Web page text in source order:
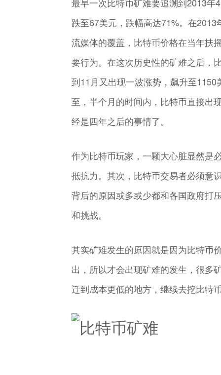
跌至67美元，跌幅高达71%。在
流媒体的覆盖，比特币价格在当年扶
要行为。在这次历史性的矿难之后，
到11月又出现一波涨势，飙升至
至，半个月的时间内，比特币直接出
经是四年之后的事情了。
作为比特币玩家，一颗大心脏显然是
抵抗力。其次，比特币交易者必须意
背后的原因或多或少都和各国政府打
和挑战。
其实矿难发生的原因就是因为比特币
出，所以才会出现矿难的发生，很多
迁到成本更低的地方，继续去挖比特